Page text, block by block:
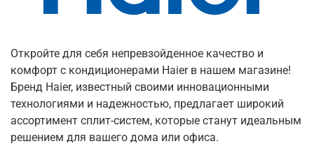
Откройте для себя непревзойденное качество и
комфорт с кондиционерами Haier в нашем магазине!
Бренд Haier, известный своими инновационными
технологиями и надежностью, предлагает широкий
ассортимент сплит-систем, которые станут идеальным
решением для вашего дома или офиса.